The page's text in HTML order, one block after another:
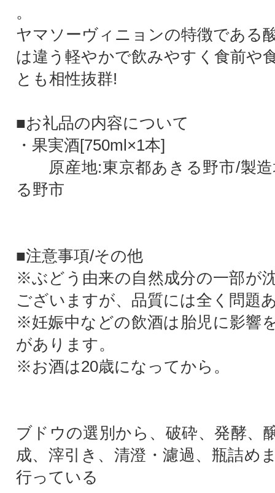
。
ヤマソーヴィニョンの特徴である
は違う軽やかで飲みやすく食前や
とも相性抜群!
■お礼品の内容について
・果実酒[750ml×1本]
原産地:東京都あきる野市/製造
る野市
■注意事項/その他
※ぶどう由来の自然成分の一部が
ございますが、品質には全く問題
※妊娠中などの飲酒は胎児に影響
があります。
※お酒は20歳になってから。
ブドウの選別から、破砕、発酵、
成、滓引き、清澄・濾過、瓶詰め
行っている